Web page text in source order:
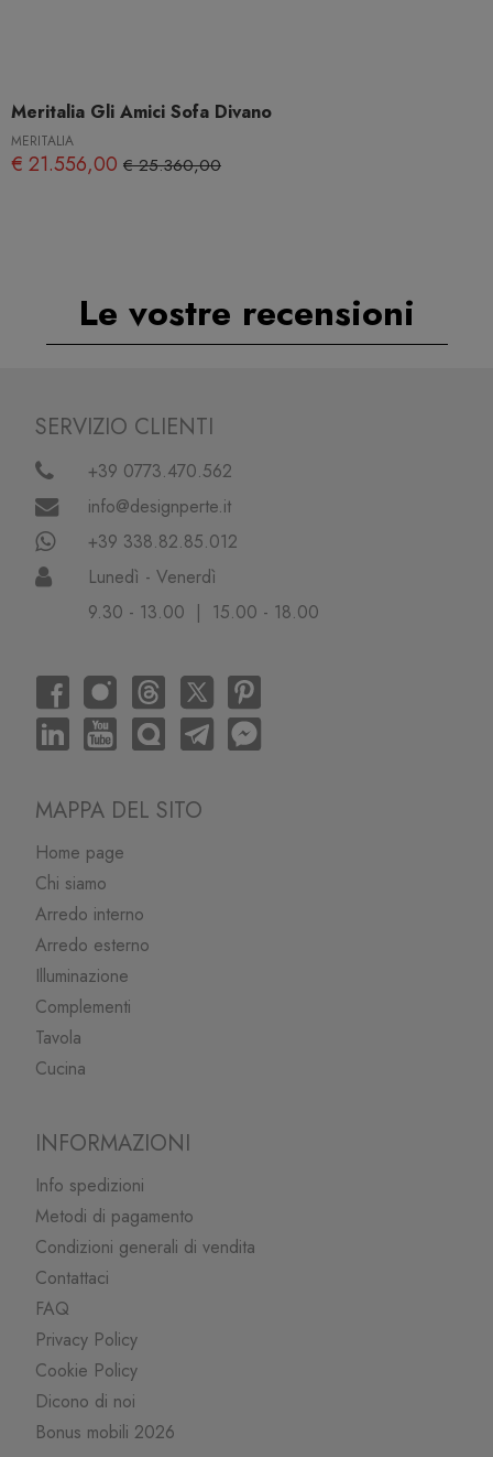
Meritalia Gli Amici Sofa Divano
MERITALIA
€ 21.556,00 € 25.360,00
Le vostre recensioni
SERVIZIO CLIENTI
+39 0773.470.562
info@designperte.it
+39 338.82.85.012
Lunedì - Venerdì
9.30 - 13.00 | 15.00 - 18.00
MAPPA DEL SITO
Home page
Chi siamo
Arredo interno
Arredo esterno
Illuminazione
Complementi
Tavola
Cucina
INFORMAZIONI
Info spedizioni
Metodi di pagamento
Condizioni generali di vendita
Contattaci
FAQ
Privacy Policy
Cookie Policy
Dicono di noi
Bonus mobili 2026